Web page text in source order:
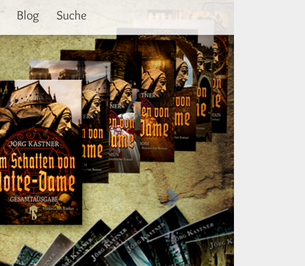
Blog Suche Weiter